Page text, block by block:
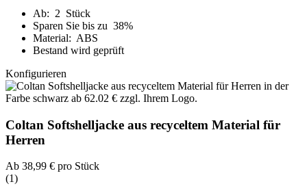
Ab: 2 Stück
Sparen Sie bis zu 38%
Material: ABS
Bestand wird geprüft
Konfigurieren
Coltan Softshelljacke aus recyceltem Material für
Herren
Ab 38,99 € pro Stück
(1)